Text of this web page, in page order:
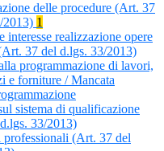
delle procedure (Art. 37
2013) 1
interesse realizzazione opere
37 del d.lgs. 33/2013)
programmazione di lavori,
e forniture / Mancata
sistema di qualificazione
33/2013)
(Art. 37 del